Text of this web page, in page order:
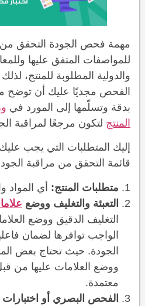
مهمة فحص الجودة التحقق من
للمواصفات المتفق عليها
والدولية المطلوبة للمنتج،
الفحص مجديًا عليك أن توضح
بدقة وتسلّمها إلى المورد في
المنتج لتكون مرجعًا لمراقبة
إليك المتطلبات التي يجب
قائمة التحقق من مراقبة
متطلبات المنتج: أي المواد
التعبئة والتغليف ووضع
التغليف الدقيق ووضع
الواجب توافرها لضمان
الجودة. حيث تحتاج بعض
ووضع العلامات عليها من
معتمدة.
الفحص البصري أو